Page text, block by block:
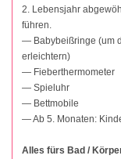
2. Lebensjahr
führen.
— Babybeißringe (um
erleichtern)
— Fieberthermometer
— Spieluhr
— Bettmobile
— Ab 5. Monaten:
Alles fürs Bad /